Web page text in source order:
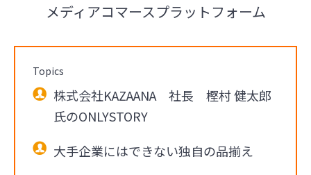
メディアコマースプラットフォーム
Topics
株式会社KAZAANA 社長 樫村 健太郎
氏のONLYSTORY
大手企業にはできない独自の品揃え